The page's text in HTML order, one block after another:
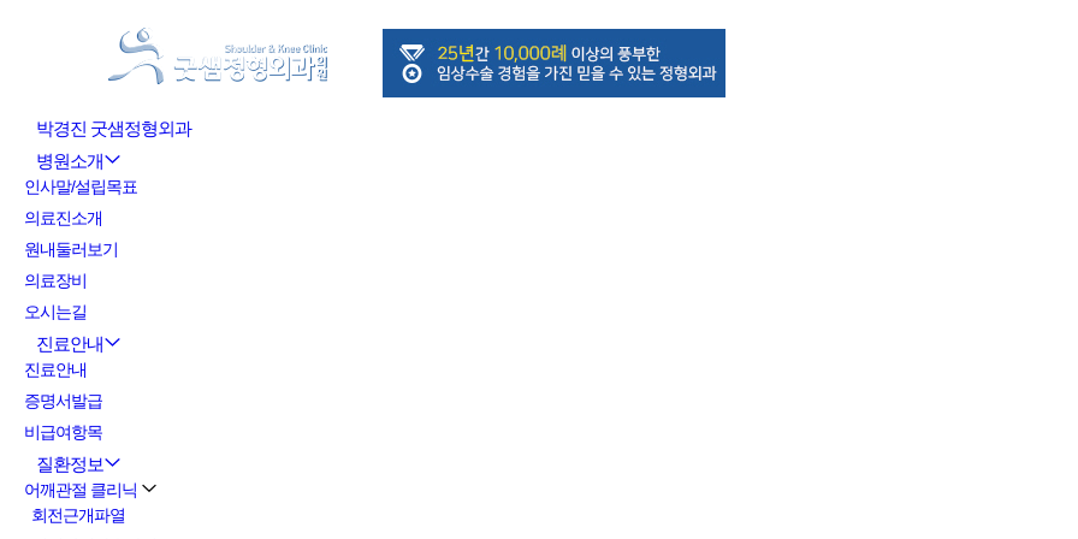
박경진 굿샘정형외과
병원소개
인사말/설립목표
의료진소개
원내둘러보기
의료장비
오시는길
진료안내
진료안내
증명서발급
비급여항목
질환정보
어깨관절 클리닉
회전근개파열